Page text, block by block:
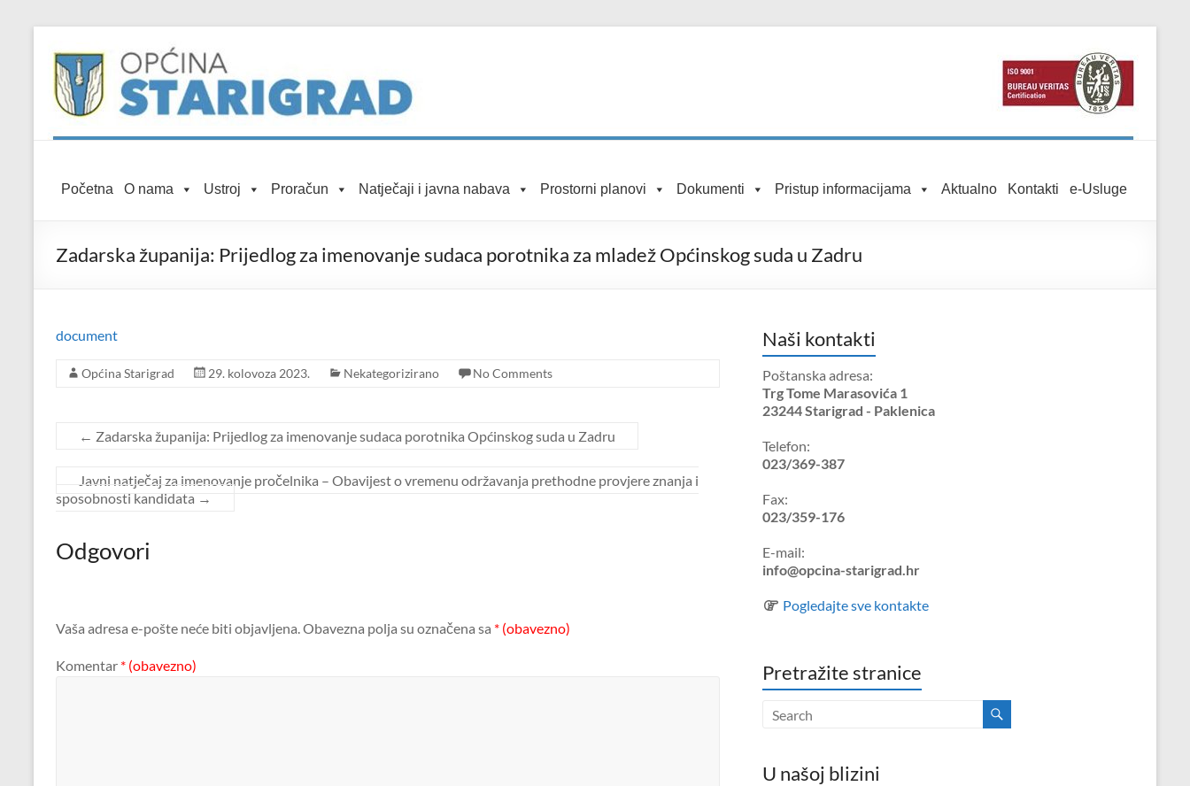
content
Općina
Službena
mrežna
Početna O nama Ustroj Proračun Natječaji i javna nabava Prostorni planovi Dokumenti Pristup informacijama Aktualno Kontakti e-Usluge
Zadarska županija: Prijedlog za imenovanje sudaca porotnika za mladež Općinskog suda u Zadru
document
Općina Starigrad 29. kolovoza 2023. Nekategorizirano No Comments
← Zadarska županija: Prijedlog za imenovanje sudaca porotnika Općinskog suda u Zadru
Javni natječaj za imenovanje pročelnika – Obavijest o vremenu održavanja prethodne provjere znanja i
sposobnosti kandidata →
Odgovori
Vaša adresa e-pošte neće biti objavljena.Obavezna polja su označena sa * (obavezno)
Komentar * (obavezno)
Naši kontakti
Poštanska adresa:
Trg Tome Marasovića 1
23244 Starigrad - Paklenica
Telefon:
023/369-387
Fax:
023/359-176
E-mail:
info@opcina-starigrad.hr
Pogledajte sve kontakte
Pretražite stranice
U našoj blizini